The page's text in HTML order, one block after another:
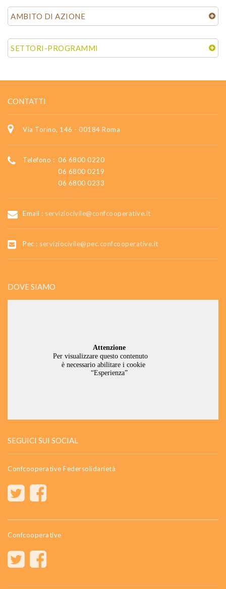
AMBITO DI AZIONE
SETTORI-PROGRAMMI
CONTATTI
Via Torino, 146 - 00184 Roma
Telefono : 06 6800 0220
06 6800 0219
06 6800 0233
Email : serviziocivile@confcooperative.it
Pec : serviziocivile@pec.confcooperative.it
DOVE SIAMO
SEGUICI SUI SOCIAL
Confcooperative Federsolidarietà
Confcooperative